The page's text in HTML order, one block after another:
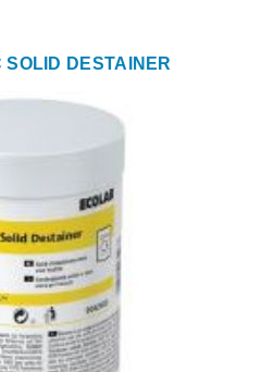
SOLID DESTAINER